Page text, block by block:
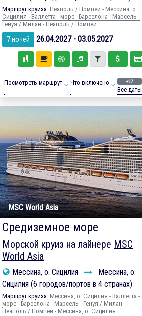
Маршрут круиза: Неаполь / Помпеи - Мессина, о.
Сицилия - Валлетта - море - Барселона - Марсель -
Генуя / Милан - Неаполь / Помпеи
7 ночей 26.04.2027 - 03.05.2027
Посмотреть маршрут Что включено +27
Все даты
MSC World Asia
Средиземное море
Морской круиз на лайнере MSC
World Asia
Мессина, о. Сицилия
Мессина, о.
Сицилия (6 городов/портов в 4 странах)
Маршрут круиза: Мессина, о. Сицилия - Валлетта -
море - Барселона - Марсель - Генуя / Милан -
Неаполь / Помпеи - Мессина, о. Сицилия